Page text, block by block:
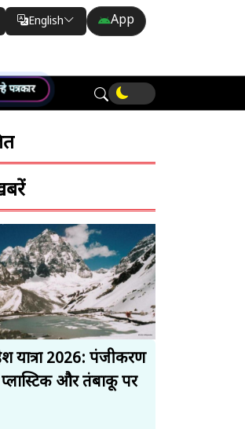
English
Translate
App
पत्रकार
यात्रा 2026: पंजीकरण
और तंबाकू पर